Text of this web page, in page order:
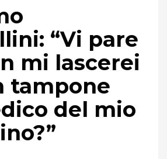
“Vi pare
mi lascerei
tampone
del mio